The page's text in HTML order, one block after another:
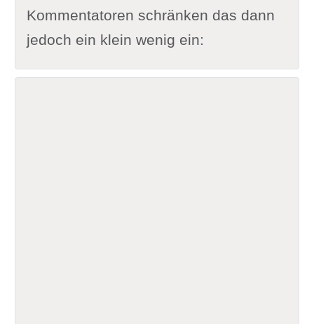
Kommentatoren schränken das dann
jedoch ein klein wenig ein: